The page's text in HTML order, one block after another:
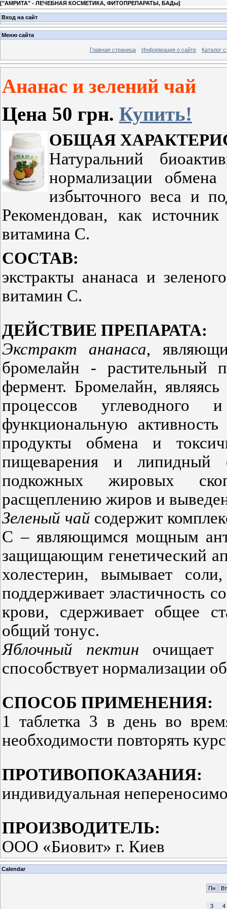
["АМРИТА" - ЛЕЧЕБНАЯ КОСМЕТИКА, ФИТОПРЕПАРАТЫ, БАДы]
Вход на сайт
Меню сайта
Главная страница Информация о сайте Каталог
Ананас и зелений чай
Цена 50 грн. Купить!
ОБЩАЯ
Натуральний
нормализации
избыточного веса и
Рекомендован, как
витамина С.
СОСТАВ:
экстракты ананаса и
витамин С.
ДЕЙСТВИЕ ПРЕПАРАТА:
Экстракт ананаса,
бромелайн - растительный
фермент. Бромелайн,
процессов углеводного
функциональную
продукты обмена и
пищеварения и липидный
подкожных жировых
расщеплению жиров и
Зеленый чай содержит
С – являющимся мощным
защищающим генетический
холестерин, вымывает
поддерживает эластичность
крови, сдерживает общее
общий тонус.
Яблочный пектин
способствует нормализации
СПОСОБ ПРИМЕНЕНИЯ:
1 таблетка 3 в день во
необходимости повторять
ПРОТИВОПОКАЗАНИЯ:
индивидуальная
ПРОИЗВОДИТЕЛЬ:
ООО «Биовит» г. Киев
Calendar
Пн
Вт
3 4